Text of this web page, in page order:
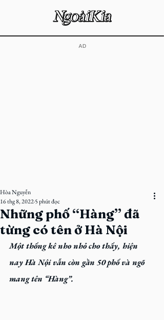
​AD
Những phố “Hàng” đã
từng có tên ở Hà Nội
Hòa Nguyễn
16 thg 8, 20225 phút đọc
Một thống kê nho nhỏ cho thấy, hiện
nay Hà Nội vẫn còn gần 50 phố và ngõ
mang tên “Hàng”.